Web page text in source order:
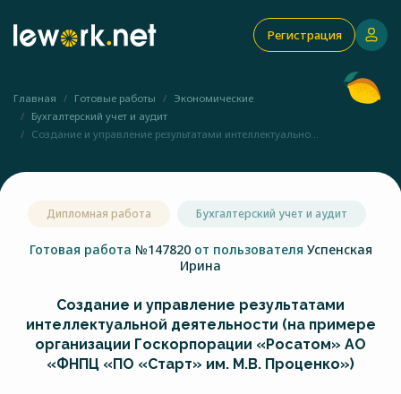
Регистрация
Главная Готовые работы
Экономические
Бухгалтерский учет и аудит
Создание и управление результатами интеллектуально...
Дипломная работа Бухгалтерский учет и аудит
Готовая работа №147820 от пользователя Успенская
Ирина
Создание и управление результатами
интеллектуальной деятельности (на примере
организации Госкорпорации «Росатом» АО
«ФНПЦ «ПО «Старт» им. М.В. Проценко»)